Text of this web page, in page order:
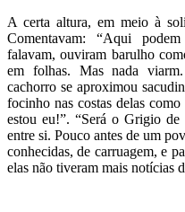
A certa altura, em meio à
Comentavam: “Aqui
falavam, ouviram barulho
em folhas. Mas nada
cachorro se aproximou
focinho nas costas delas
estou eu!”. “Será o Grigio de
entre si. Pouco antes de um
conhecidas, de carruagem, e
elas não tiveram mais notícias